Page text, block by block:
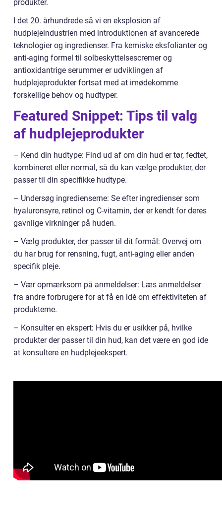
produkter.
I det 20. århundrede så vi en eksplosion af
hudplejeindustrien med introduktionen af avancerede
teknologier og ingredienser. Fra kemiske eksfolianter og
anti-aging formel til solbeskyttelsescremer og
antioxidantrige serummer er udviklingen af
hudplejeprodukter fortsat med at imødekomme
forskellige behov og hudtyper.
Featured Snippet: Tips til valg
af hudplejeprodukter
– Kend din hudtype: Find ud af om din hud er tør, fedtet,
kombineret eller normal, så du kan vælge produkter, der
passer til din specifikke hudtype.
– Undersøg ingredienserne: Se efter ingredienser som
hyaluronsyre, retinol og C-vitamin, der er kendt for deres
gavnlige virkninger på huden.
– Vælg produkter, der passer til dit formål: Overvej om
du har brug for rensning, fugt, anti-aging eller anden
specifik pleje.
– Vær opmærksom på anmeldelser: Læs anmeldelser
fra andre forbrugere for at få en idé om effektiviteten af
produkterne.
– Konsulter en ekspert: Hvis du er usikker på, hvilke
produkter der passer til din hud, kan det være en god ide
at konsultere en hudplejeekspert.